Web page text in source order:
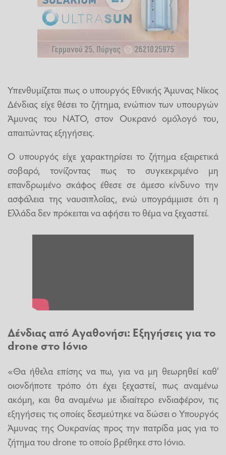
Υπενθυμίζεται πως ο υπουργός Εθνικής Άμυνας Νίκος
Δένδιας είχε θέσει το ζήτημα, ενώπιον των υπουργών
Άμυνας του ΝΑΤΟ, στον Ουκρανό ομόλογό του,
απαιτώντας εξηγήσεις.
Ο υπουργός είχε χαρακτηρίσει το ζήτημα εξαιρετικά
σοβαρό, τονίζοντας πως το συγκεκριμένο μη
επανδρωμένο σκάφος έθεσε σε άμεσο κίνδυνο την
ασφάλεια της ναυσιπλοΐας, ενώ υπογράμμισε ότι η
Ελλάδα δεν πρόκειται να αφήσει το θέμα να ξεχαστεί.
Δένδιας από Αγαθονήσι: Εξηγήσεις για το
drone στο Ιόνιο
«Θα ήθελα επίσης να πω, για να μη θεωρηθεί καθ'
οιονδήποτε τρόπο ότι έχει ξεχαστεί, πως αναμένω
ακόμη, και θα αναμένω με ιδιαίτερο ενδιαφέρον, τις
εξηγήσεις τις οποίες δεσμεύτηκε να δώσει ο Υπουργός
Άμυνας της Ουκρανίας προς την πατρίδα μας για το
ζήτημα του drone το οποίο βρέθηκε στο Ιόνιο.